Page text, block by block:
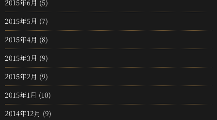
2015年6月 (5)
2015年5月 (7)
2015年4月 (8)
2015年3月 (9)
2015年2月 (9)
2015年1月 (10)
2014年12月 (9)